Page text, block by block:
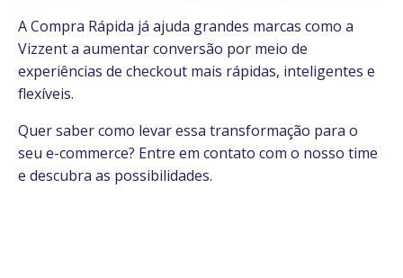
A Compra Rápida já ajuda grandes marcas como a
Vizzent a aumentar conversão por meio de
experiências de checkout mais rápidas, inteligentes e
flexíveis.
Quer saber como levar essa transformação para o
seu e-commerce? Entre em contato com o nosso time
e descubra as possibilidades.